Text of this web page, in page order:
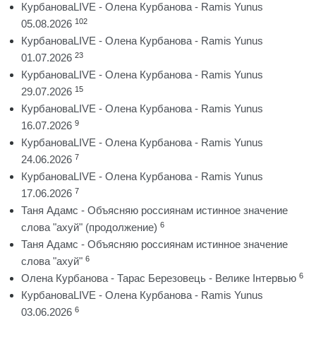
КурбановаLIVE - Олена Курбанова - Ramis Yunus
05.08.2026 102
КурбановаLIVE - Олена Курбанова - Ramis Yunus
01.07.2026 23
КурбановаLIVE - Олена Курбанова - Ramis Yunus
29.07.2026 15
КурбановаLIVE - Олена Курбанова - Ramis Yunus
16.07.2026 9
КурбановаLIVE - Олена Курбанова - Ramis Yunus
24.06.2026 7
КурбановаLIVE - Олена Курбанова - Ramis Yunus
17.06.2026 7
Таня Адамс - Объясняю россиянам истинное значение
слова "ахуй" (продолжение) 6
Таня Адамс - Объясняю россиянам истинное значение
слова "ахуй" 6
Олена Курбанова - Тарас Березовець - Велике Інтервью 6
КурбановаLIVE - Олена Курбанова - Ramis Yunus
03.06.2026 6